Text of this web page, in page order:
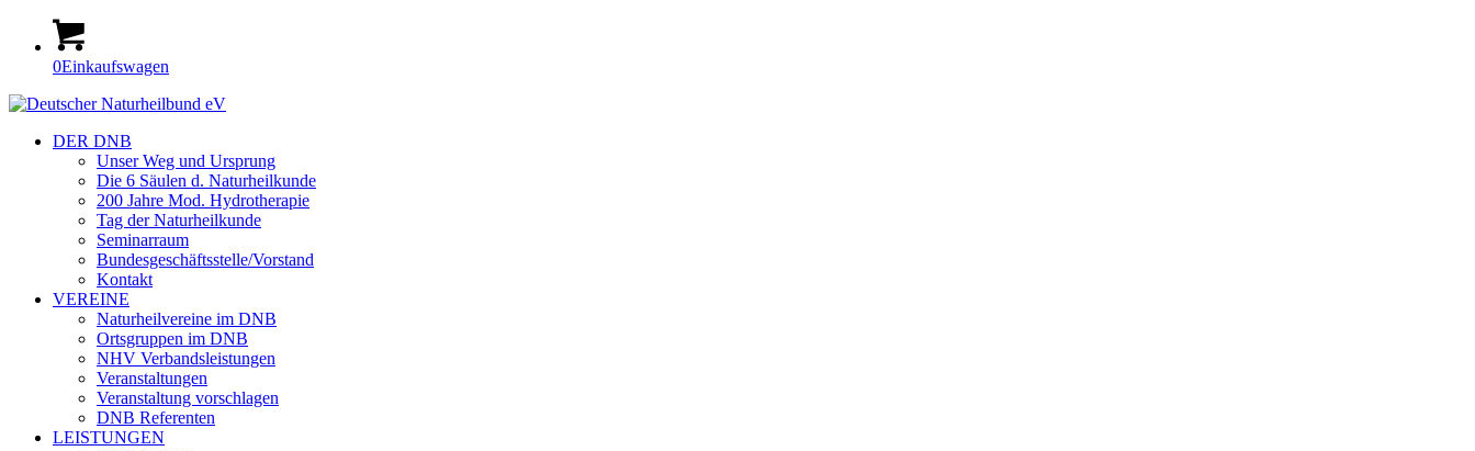
0Einkaufswagen
DER DNB
Unser Weg und Ursprung
Die 6 Säulen d. Naturheilkunde
200 Jahre Mod. Hydrotherapie
Tag der Naturheilkunde
Seminarraum
Bundesgeschäftsstelle/Vorstand
Kontakt
VEREINE
Naturheilvereine im DNB
Ortsgruppen im DNB
NHV Verbandsleistungen
Veranstaltungen
Veranstaltung vorschlagen
DNB Referenten
LEISTUNGEN